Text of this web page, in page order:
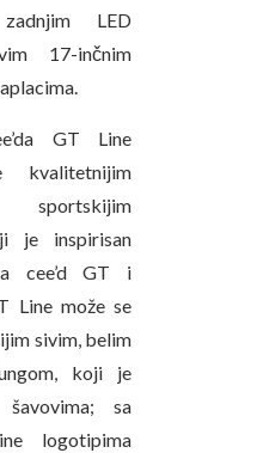
LED
17-inčnim
GT Line
kvalitetnijim
sportskijim
je inspirisan
cee’d GT i
Line može se
sivim, belim
koji je
sa
logotipima